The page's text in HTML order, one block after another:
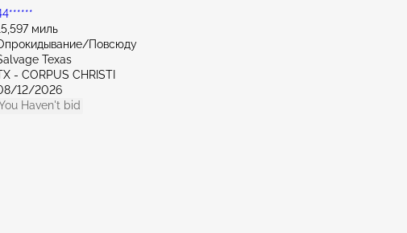
миль
Повсюду
Texas
- CORPUS CHRISTI
12/2026
Haven't bid